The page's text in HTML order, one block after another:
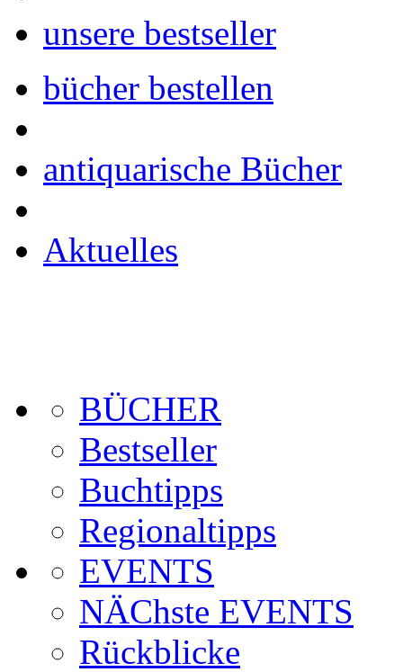
unsere bestseller
bücher bestellen
antiquarische Bücher
Aktuelles
BÜCHER
Bestseller
Buchtipps
Regionaltipps
EVENTS
NÄChste EVENTS
Rückblicke